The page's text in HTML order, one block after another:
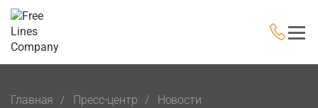
Главная Пресс-центр
Новости